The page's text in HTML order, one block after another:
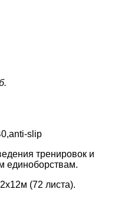
slip
тренировок и
единоборствам.
(72 листа).